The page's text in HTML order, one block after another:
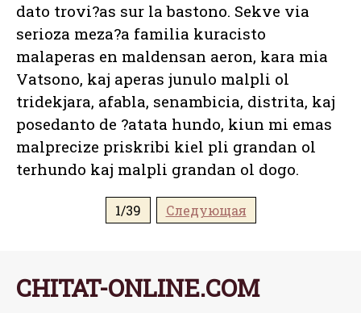
dato trovi?as sur la bastono. Sekve via
serioza meza?a familia kuracisto
malaperas en maldensan aeron, kara mia
Vatsono, kaj aperas junulo malpli ol
tridekjara, afabla, senambicia, distrita, kaj
posedanto de ?atata hundo, kiun mi emas
malprecize priskribi kiel pli grandan ol
terhundo kaj malpli grandan ol dogo.
1/39 Следующая
CHITAT-ONLINE.COM